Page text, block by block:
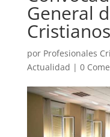
General
por Profesionales
Actualidad | 0